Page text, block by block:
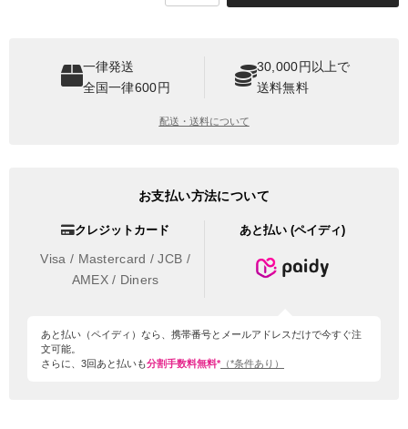
一律発送
全国一律600円
30,000円以上で
送料無料
配送・送料について
お支払い方法について
クレジットカード
Visa / Mastercard / JCB /
AMEX / Diners
あと払い (ペイディ)
あと払い（ペイディ）なら、携帯番号とメールアドレスだけで今すぐ注
文可能。
さらに、3回あと払いも分割手数料無料*（*条件あり）